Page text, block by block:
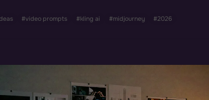
#video prompts #kling ai #midjourney #2026